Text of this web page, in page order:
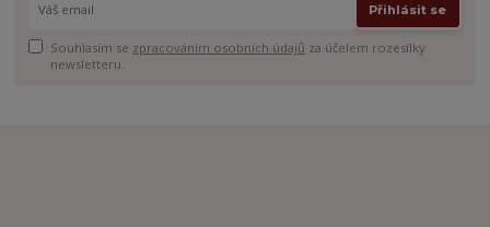
Přihlásit se
Souhlasím se zpracováním osobních údajů za účelem rozesílky
newsletteru.